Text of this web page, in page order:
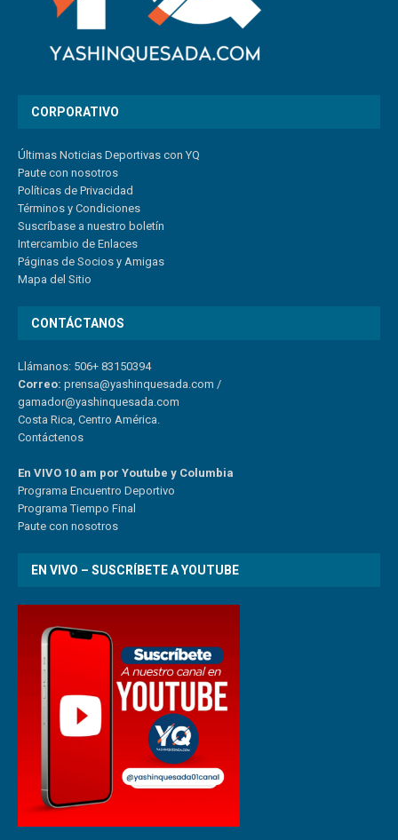
CORPORATIVO
Últimas Noticias Deportivas con YQ
Paute con nosotros
Políticas de Privacidad
Términos y Condiciones
Suscríbase a nuestro boletín
Intercambio de Enlaces
Páginas de Socios y Amigas
Mapa del Sitio
CONTÁCTANOS
Llámanos: 506+ 83150394
Correo: prensa@yashinquesada.com /
gamador@yashinquesada.com
Costa Rica, Centro América.
Contáctenos
En VIVO 10 am por Youtube y Columbia
Programa Encuentro Deportivo
Programa Tiempo Final
Paute con nosotros
EN VIVO – SUSCRÍBETE A YOUTUBE